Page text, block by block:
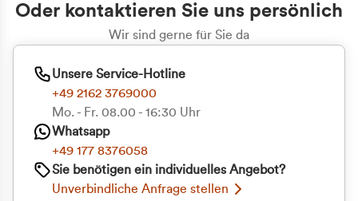
Oder kontaktieren Sie uns persönlich
Wir sind gerne für Sie da
Unsere Service-Hotline
+49 2162 3769000
Mo. - Fr. 08.00 - 16:30 Uhr
Whatsapp
+49 177 8376058
Sie benötigen ein individuelles Angebot?
Unverbindliche Anfrage stellen